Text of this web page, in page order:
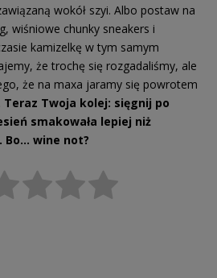
wokół szyi. Albo postaw na
wiśniowe chunky sneakers i
kamizelkę w tym samym
że trochę się rozgadaliśmy, ale
że na maxa jaramy się powrotem
Teraz Twoja kolej: sięgnij po
smakowała lepiej niż
Bo… wine not?